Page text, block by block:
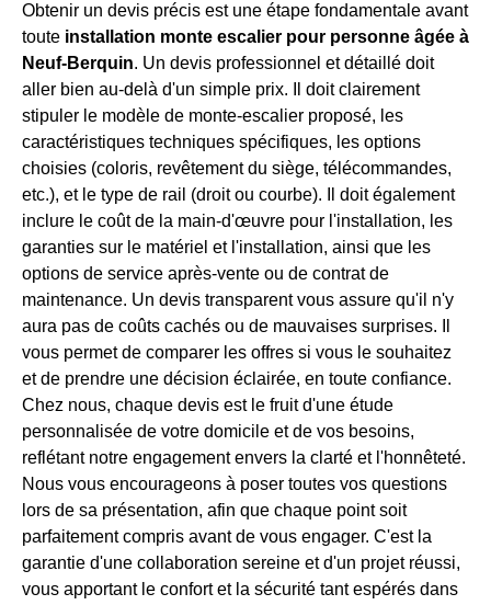
Obtenir un devis précis est une étape fondamentale avant
toute installation monte escalier pour personne âgée à
Neuf-Berquin. Un devis professionnel et détaillé doit
aller bien au-delà d'un simple prix. Il doit clairement
stipuler le modèle de monte-escalier proposé, les
caractéristiques techniques spécifiques, les options
choisies (coloris, revêtement du siège, télécommandes,
etc.), et le type de rail (droit ou courbe). Il doit également
inclure le coût de la main-d'œuvre pour l'installation, les
garanties sur le matériel et l'installation, ainsi que les
options de service après-vente ou de contrat de
maintenance. Un devis transparent vous assure qu'il n'y
aura pas de coûts cachés ou de mauvaises surprises. Il
vous permet de comparer les offres si vous le souhaitez
et de prendre une décision éclairée, en toute confiance.
Chez nous, chaque devis est le fruit d'une étude
personnalisée de votre domicile et de vos besoins,
reflétant notre engagement envers la clarté et l'honnêteté.
Nous vous encourageons à poser toutes vos questions
lors de sa présentation, afin que chaque point soit
parfaitement compris avant de vous engager. C'est la
garantie d'une collaboration sereine et d'un projet réussi,
vous apportant le confort et la sécurité tant espérés dans